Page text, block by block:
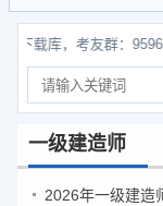
库，考友群：
一级建造师
2026年一级建造